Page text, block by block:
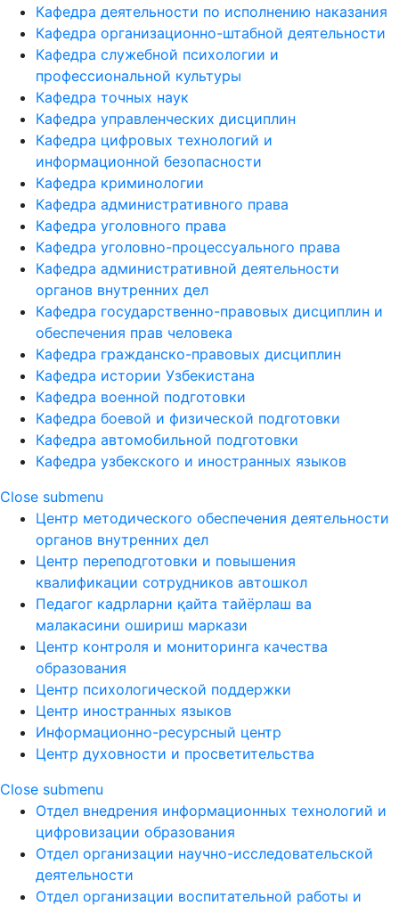
Кафедра деятельности по исполнению наказания
Кафедра организационно-штабной деятельности
Кафедра служебной психологии и
профессиональной культуры
Кафедра точных наук
Кафедра управленческих дисциплин
Кафедра цифровых технологий и
информационной безопасности
Кафедра криминологии
Кафедра административного права
Кафедра уголовного права
Кафедра уголовно-процессуального права
Кафедра административной деятельности
органов внутренних дел
Кафедра государственно-правовых дисциплин и
обеспечения прав человека
Кафедра гражданско-правовых дисциплин
Кафедра истории Узбекистана
Кафедра военной подготовки
Кафедра боевой и физической подготовки
Кафедра автомобильной подготовки
Кафедра узбекского и иностранных языков
Close submenu
Центр методического обеспечения деятельности
органов внутренних дел
Центр переподготовки и повышения
квалификации сотрудников автошкол
Педагог кадрларни қайта тайёрлаш ва
малакасини ошириш маркази
Центр контроля и мониторинга качества
образования
Центр психологической поддержки
Центр иностранных языков
Информационно-ресурсный центр
Центр духовности и просветительства
Close submenu
Отдел внедрения информационных технологий и
цифровизации образования
Отдел организации научно-исследовательской
деятельности
Отдел организации воспитательной работы и